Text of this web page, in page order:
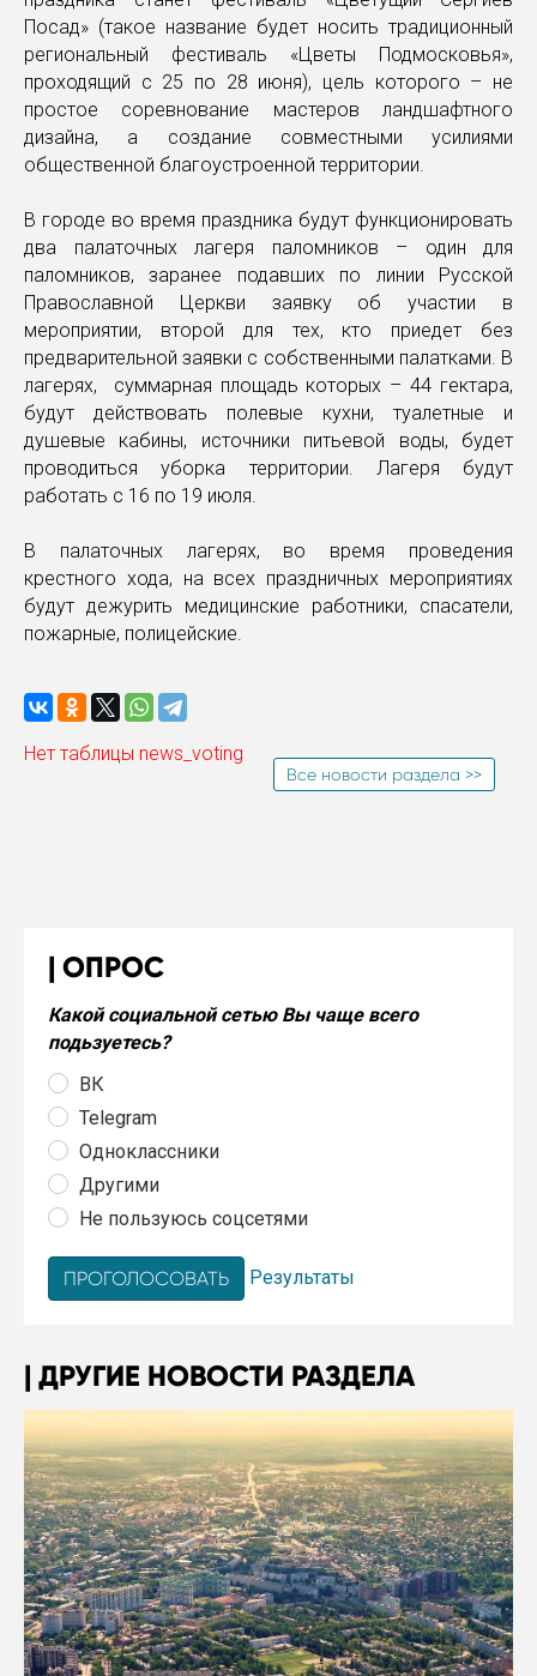
Посад» (такое название будет носить традиционный
региональный фестиваль «Цветы Подмосковья»,
проходящий с 25 по 28 июня), цель которого – не
простое соревнование мастеров ландшафтного
дизайна, а создание совместными усилиями
общественной благоустроенной территории.
В городе во время праздника будут функционировать
два палаточных лагеря паломников – один для
паломников, заранее подавших по линии Русской
Православной Церкви заявку об участии в
мероприятии, второй для тех, кто приедет без
предварительной заявки с собственными палатками. В
лагерях, суммарная площадь которых – 44 гектара,
будут действовать полевые кухни, туалетные и
душевые кабины, источники питьевой воды, будет
проводиться уборка территории. Лагеря будут
работать с 16 по 19 июля.
В палаточных лагерях, во время проведения
крестного хода, на всех праздничных мероприятиях
будут дежурить медицинские работники, спасатели,
пожарные, полицейские.
Нет таблицы news_voting
Все новости раздела >>
ОПРОС
Какой социальной сетью Вы чаще всего
подьзуетесь?
ВК
Telegram
Одноклассники
Другими
Не пользуюсь соцсетями
Результаты
ДРУГИЕ НОВОСТИ РАЗДЕЛА